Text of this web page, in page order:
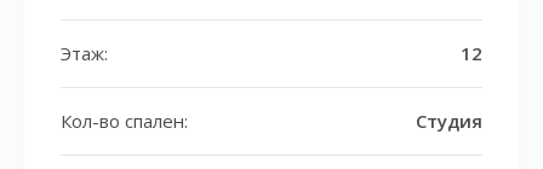
Этаж: 12
Кол-во спален: Студия